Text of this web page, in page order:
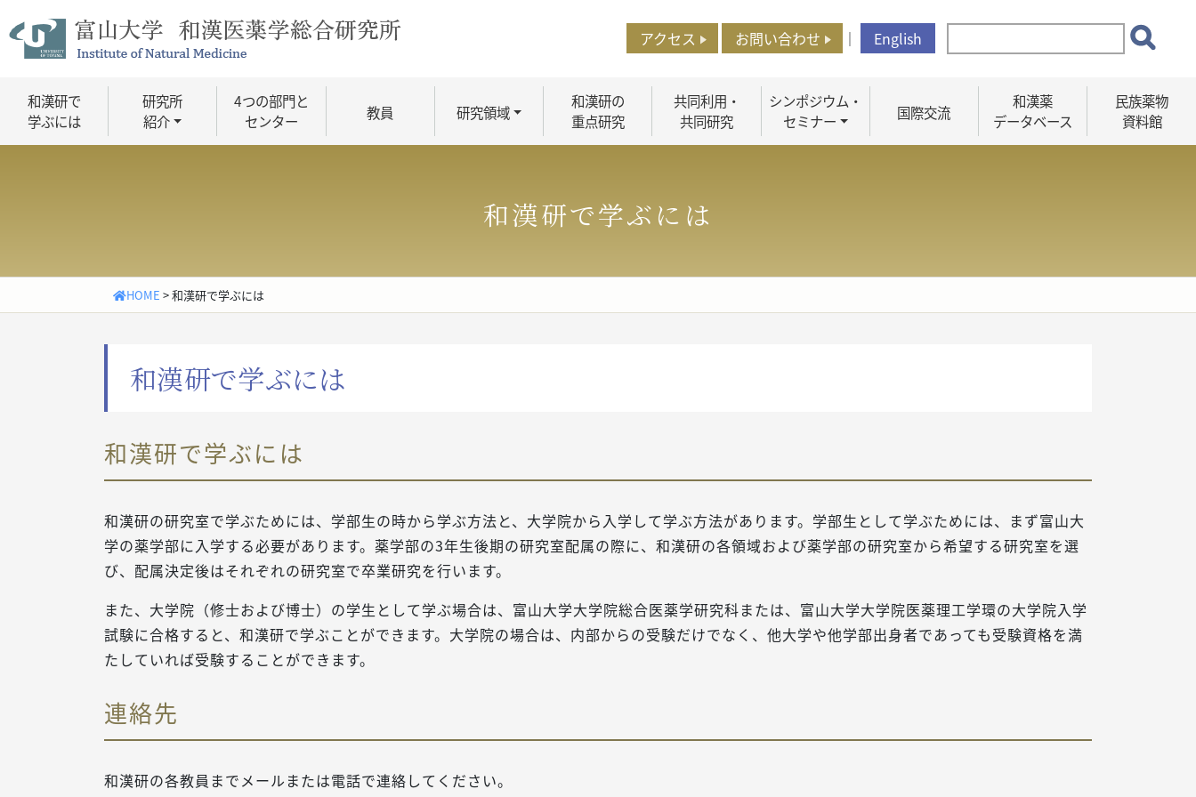
to
content
アクセス お問い合わせ ｜ English
和漢研で
学ぶには
研究所
紹介
4つの部門と
センター
教員 研究領域
和漢研の
重点研究
共同利用・
共同研究
シンポジウム・
セミナー
国際交流
和漢薬
データベース
民族薬物
資料館
和漢研で学ぶには
HOME >和漢研で学ぶには
和漢研で学ぶには
和漢研で学ぶには
和漢研の研究室で学ぶためには、学部生の時から学ぶ方法と、大学院から入学して学ぶ方法があります。学部生として学ぶためには、まず富山大
学の薬学部に入学する必要があります。薬学部の3年生後期の研究室配属の際に、和漢研の各領域および薬学部の研究室から希望する研究室を選
び、配属決定後はそれぞれの研究室で卒業研究を行います。
また、大学院（修士および博士）の学生として学ぶ場合は、富山大学大学院総合医薬学研究科または、富山大学大学院医薬理工学環の大学院入学
試験に合格すると、和漢研で学ぶことができます。大学院の場合は、内部からの受験だけでなく、他大学や他学部出身者であっても受験資格を満
たしていれば受験することができます。
連絡先
和漢研の各教員までメールまたは電話で連絡してください。